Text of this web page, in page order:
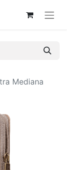
Mediana